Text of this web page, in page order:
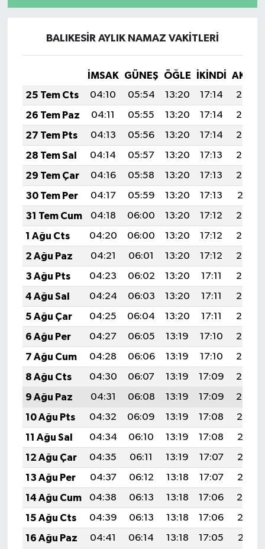
BALIKESİR AYLIK NAMAZ VAKITLERI
İMSAK GÜNEŞ ÖĞLE İKINDI
25 Tem Cts
04:10 05:54 13:20 17:14
20:36
26 Tem Paz
04:11 05:55 13:20 17:14
20:35
27 Tem Pts
04:13 05:56 13:20 17:14
20:34
28 Tem Sal
04:14 05:57 13:20 17:13
20:33
29 Tem Çar
04:16 05:58 13:20 17:13
20:32
30 Tem Per
04:17 05:59 13:20 17:13
20:31
31 Tem Cum
04:18 06:00 13:20 17:12
20:30
1 Ağu Cts
04:20 06:00 13:20 17:12
20:29
2 Ağu Paz
04:21 06:01 13:20 17:12
20:28
3 Ağu Pts
04:23 06:02 13:20 17:11
20:27
4 Ağu Sal
04:24 06:03 13:20 17:11
20:26
5 Ağu Çar
04:25 06:04 13:20 17:11
20:25
6 Ağu Per
04:27 06:05 13:19 17:10
20:24
7 Ağu Cum
04:28 06:06 13:19 17:10
20:23
8 Ağu Cts
04:30 06:07 13:19 17:09
20:22
9 Ağu Paz
04:31 06:08 13:19 17:09
20:20
10 Ağu Pts
04:32 06:09 13:19 17:08
20:19
11 Ağu Sal
04:34 06:10 13:19 17:08
20:18
12 Ağu Çar
04:35 06:11 13:19 17:07
20:17
13 Ağu Per
04:37 06:12 13:18 17:07
20:15
14 Ağu Cum
04:38 06:13 13:18 17:06
20:14
15 Ağu Cts
04:39 06:13 13:18 17:06
20:13
16 Ağu Paz
04:41 06:14 13:18 17:05
20:11